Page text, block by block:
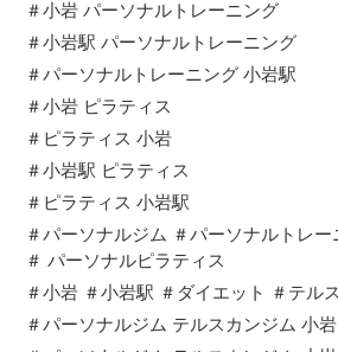
＃小岩 パーソナルトレーニング
＃小岩駅 パーソナルトレーニング
＃パーソナルトレーニング 小岩駅
＃小岩 ピラティス
＃ピラティス 小岩
＃小岩駅 ピラティス
＃ピラティス 小岩駅
＃パーソナルジム ＃パーソナルトレ
＃ パーソナルピラティス
＃小岩 ＃小岩駅 ＃ダイエット ＃テル
＃パーソナルジム テルスカンジム 小岩